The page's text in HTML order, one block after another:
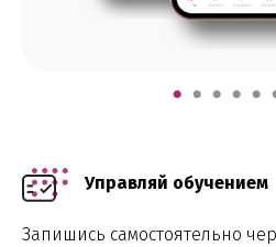
Управляй обучением
Запишись самостоятельно